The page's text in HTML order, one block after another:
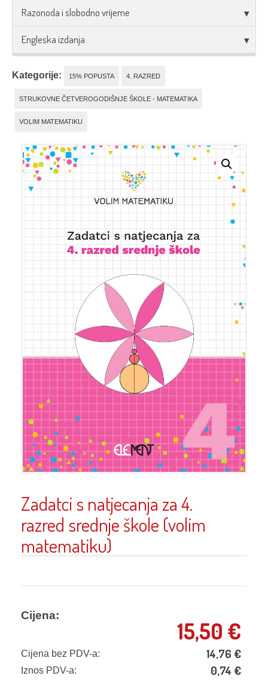
Razonoda i slobodno vrijeme
Engleska izdanja
Kategorije: 15% POPUSTA 4. RAZRED
STRUKOVNE ČETVEROGODIŠNJE ŠKOLE - MATEMATIKA
VOLIM MATEMATIKU
Zadatci s natjecanja za 4.
razred srednje škole (volim
matematiku)
Cijena:
15,50 €
Cijena bez PDV-a: 14,76 €
Iznos PDV-a: 0,74 €